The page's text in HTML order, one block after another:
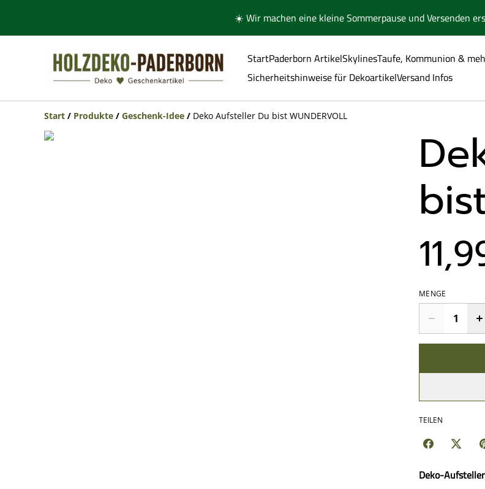
☀️ Wir machen eine kleine Sommerpause und Versenden
StartPaderborn ArtikelSkylinesTaufe, Kommunion &
Sicherheitshinweise für DekoartikelVersand Infos
Start / Produkte / Geschenk-Idee / Deko Aufsteller Du bist WUNDERVOLL
MENGE
TEILEN
Deko-